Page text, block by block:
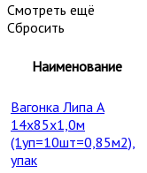
Смотреть ещё
Сбросить
Наименование
Вагонка Липа А
14х85х1,0м
(1уп=10шт=0,85м2),
упак